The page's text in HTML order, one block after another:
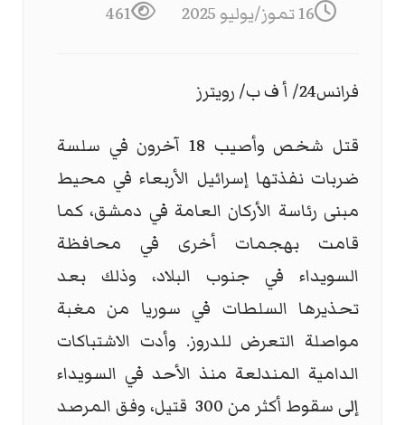
16 تموز/يوليو 2025
461
فرانس24/ أ ف ب/ رويترز
قتل شخص وأصيب 18 آخرون في سلسة
ضربات نفذتها إسرائيل الأربعاء في محيط
مبنى رئاسة الأركان العامة في دمشق، كما
قامت بهجمات أخرى في محافظة
السويداء في جنوب البلاد، وذلك بعد
تحذيرها السلطات في سوريا من مغبة
مواصلة التعرض للدروز. وأدت الاشتباكات
الدامية المندلعة منذ الأحد في السويداء
إلى سقوط أكثر من 300 قتيل، وفق المرصد